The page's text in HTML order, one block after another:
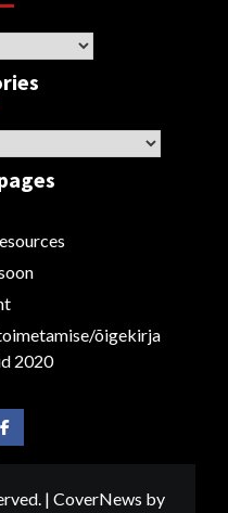
õigekirja
2020
Facebook
| CoverNews by